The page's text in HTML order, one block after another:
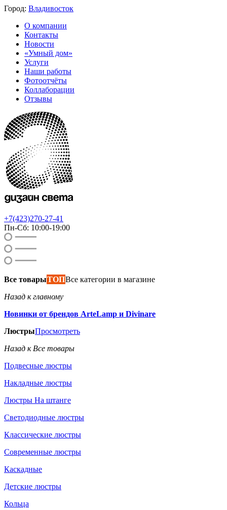
Город: Владивосток
О компании
Контакты
Новости
«Умный дом»
Услуги
Наши работы
Фотоотчёты
Коллаборации
Отзывы
+7(423)270-27-41
Пн-Сб: 10:00-19:00
Все товарыТОПВсе категории в магазине
Назад к главному
Новинки от брендов ArteLamp и Divinare
ЛюстрыПросмотреть
Назад к Все товары
Подвесные люстры
Накладные люстры
Люстры На штанге
Светодиодные люстры
Классические люстры
Современные люстры
Каскадные
Детские люстры
Кольца